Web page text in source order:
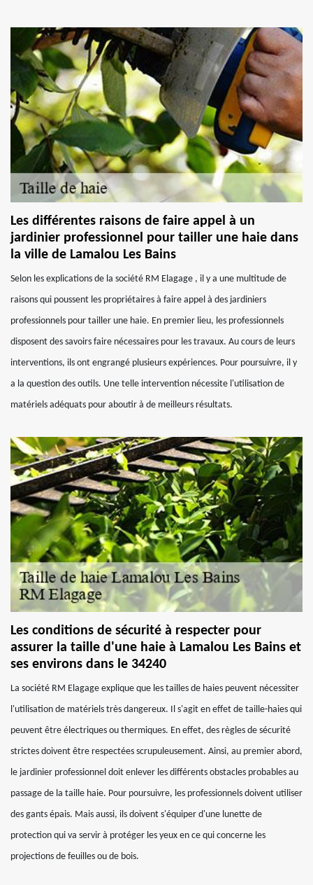
Les différentes raisons de faire appel à un
jardinier professionnel pour tailler une haie dans
la ville de Lamalou Les Bains
Selon les explications de la société RM Elagage , il y a une multitude de
raisons qui poussent les propriétaires à faire appel à des jardiniers
professionnels pour tailler une haie. En premier lieu, les professionnels
disposent des savoirs faire nécessaires pour les travaux. Au cours de leurs
interventions, ils ont engrangé plusieurs expériences. Pour poursuivre, il y
a la question des outils. Une telle intervention nécessite l'utilisation de
matériels adéquats pour aboutir à de meilleurs résultats.
Les conditions de sécurité à respecter pour
assurer la taille d'une haie à Lamalou Les Bains et
ses environs dans le 34240
La société RM Elagage explique que les tailles de haies peuvent nécessiter
l'utilisation de matériels très dangereux. Il s'agit en effet de taille-haies qui
peuvent être électriques ou thermiques. En effet, des règles de sécurité
strictes doivent être respectées scrupuleusement. Ainsi, au premier abord,
le jardinier professionnel doit enlever les différents obstacles probables au
passage de la taille haie. Pour poursuivre, les professionnels doivent utiliser
des gants épais. Mais aussi, ils doivent s'équiper d'une lunette de
protection qui va servir à protéger les yeux en ce qui concerne les
projections de feuilles ou de bois.